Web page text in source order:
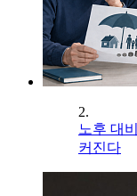
2.
노후 대
커진다